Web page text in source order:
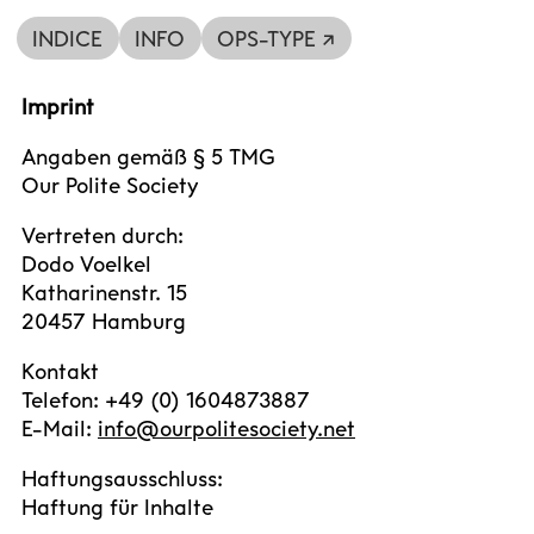
INDICE INFO OPS-TYPE ↗
Imprint
Angaben gemäß § 5 TMG
Our Polite Society
Vertreten durch:
Dodo Voelkel
Katharinenstr. 15
20457 Hamburg
Kontakt
Telefon: +49 (0) 1604873887
E-Mail: info@ourpolitesociety.net
Haftungsausschluss:
Haftung für Inhalte